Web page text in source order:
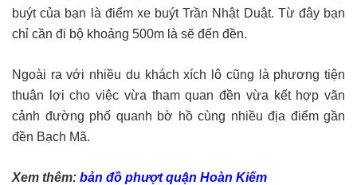
buýt của bạn là điểm xe buýt Trần Nhật Duật. Từ đây bạn
chỉ cần đi bộ khoảng 500m là sẽ đến đền.
Ngoài ra với nhiều du khách xích lô cũng là phương tiện
thuận lợi cho việc vừa tham quan đền vừa kết hợp vãn
cảnh đường phố quanh bờ hồ cùng nhiều địa điểm gần
đền Bạch Mã.
Xem thêm: bản đồ phượt quận Hoàn Kiếm